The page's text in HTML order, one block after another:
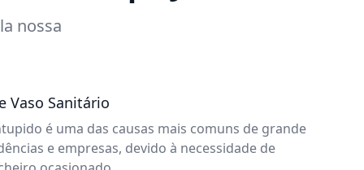
nossa
Vaso Sanitário
é uma das causas mais comuns de grande
e empresas, devido à necessidade de